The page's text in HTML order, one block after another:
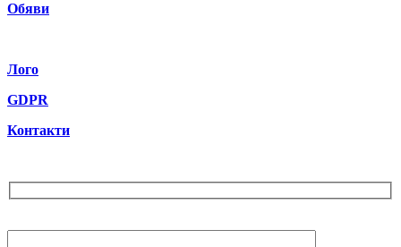
Обяви
Лого
GDPR
Контакти